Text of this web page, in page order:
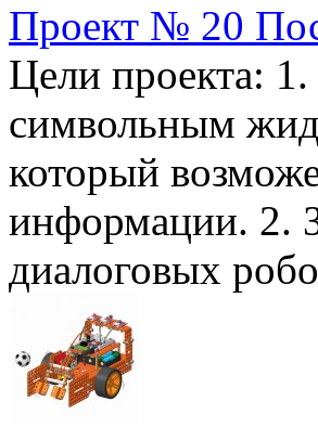
Проект № 20
Цели проекта:
символьным
который
информации. 2.